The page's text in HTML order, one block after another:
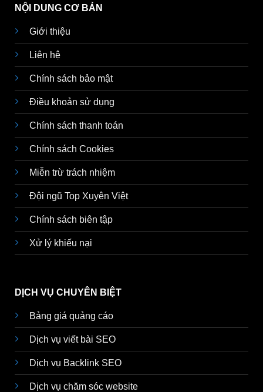
NỘI DUNG CƠ BẢN
Giới thiệu
Liên hệ
Chính sách bảo mật
Điều khoản sử dụng
Chính sách thanh toán
Chính sách Cookies
Miễn trừ trách nhiệm
Đội ngũ Top Xuyên Việt
Chính sách biên tập
Xử lý khiếu nại
DỊCH VỤ CHUYÊN BIỆT
Bảng giá quảng cáo
Dịch vụ viết bài SEO
Dịch vụ Backlink SEO
Dịch vụ chăm sóc website